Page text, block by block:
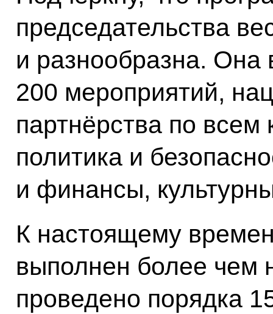
председательства
и разнообразна. Она
200 мероприятий,
партнёрства по
политика и
и финансы,
К настоящему
выполнен более чем
проведено порядка